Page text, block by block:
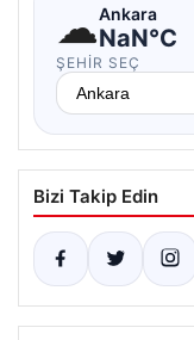
☁Ankara
NaN°C
ŞEHIR SEÇ
Bizi Takip Edin